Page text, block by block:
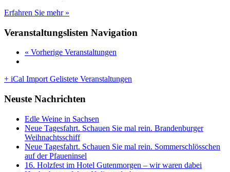
Erfahren Sie mehr »
Veranstaltungslisten Navigation
« Vorherige Veranstaltungen
+ iCal Import Gelistete Veranstaltungen
Neuste Nachrichten
Edle Weine in Sachsen
Neue Tagesfahrt. Schauen Sie mal rein. Brandenburger
Weihnachtsschiff
Neue Tagesfahrt. Schauen Sie mal rein. Sommerschlösschen
auf der Pfaueninsel
16. Holzfest im Hotel Gutenmorgen – wir waren dabei